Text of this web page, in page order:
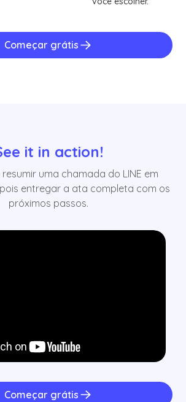
Começar grátis
it in action!
uma chamada do LINE em
entregar a ata completa com os
próximos passos.
Começar grátis